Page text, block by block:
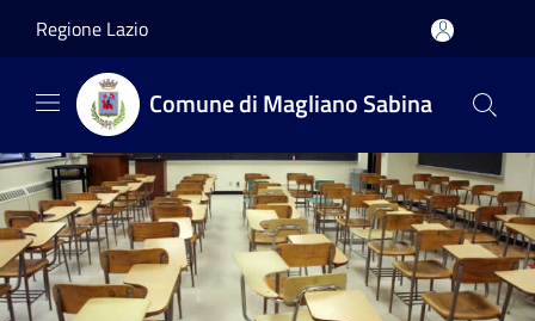
Regione Lazio
Comune di Magliano Sabina